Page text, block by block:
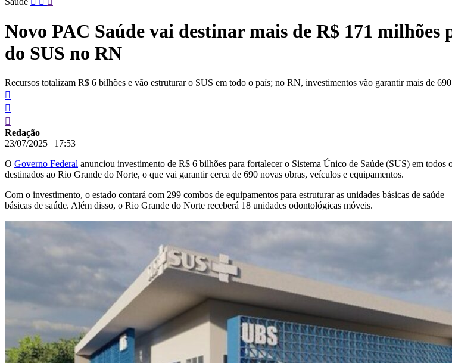
conteúdo
Novo PAC Saúde vai destinar mais de R$ 171
do SUS no RN
Recursos totalizam R$ 6 bilhões e vão estruturar o SUS em todo o país; no RN, investimentos vão garantir mais de
Redação
23/07/2025 | 17:53
O Governo Federal anunciou investimento de R$ 6 bilhões para fortalecer o Sistema Único de Saúde (SUS) em
destinados ao Rio Grande do Norte, o que vai garantir cerca de 690 novas obras, veículos e equipamentos.
Com o investimento, o estado contará com 299 combos de equipamentos para estruturar as unidades básicas de
básicas de saúde. Além disso, o Rio Grande do Norte receberá 18 unidades odontológicas móveis.